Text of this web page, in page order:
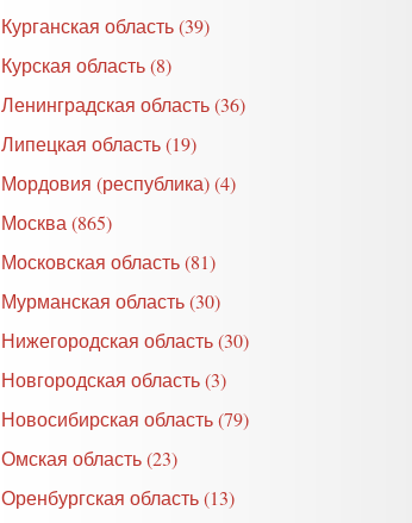
Курганская область (39)
Курская область (8)
Ленинградская область (36)
Липецкая область (19)
Мордовия (республика) (4)
Москва (865)
Московская область (81)
Мурманская область (30)
Нижегородская область (30)
Новгородская область (3)
Новосибирская область (79)
Омская область (23)
Оренбургская область (13)